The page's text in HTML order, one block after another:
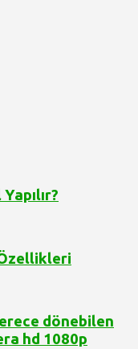
dönebilen
hd 1080p